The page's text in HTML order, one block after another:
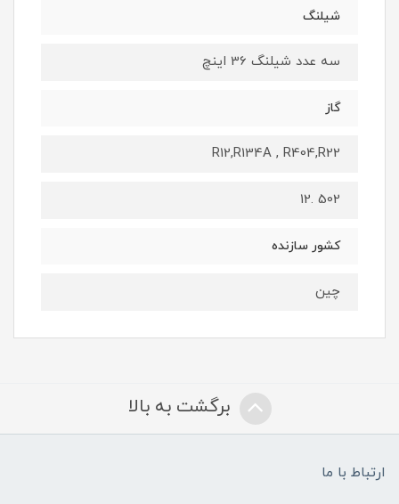
شیلنگ
سه عدد شیلنگ 36 اینچ
گاز
R12,R134A , R404,R22
502 .12
کشور سازنده
چین
برگشت به بالا
ارتباط با ما